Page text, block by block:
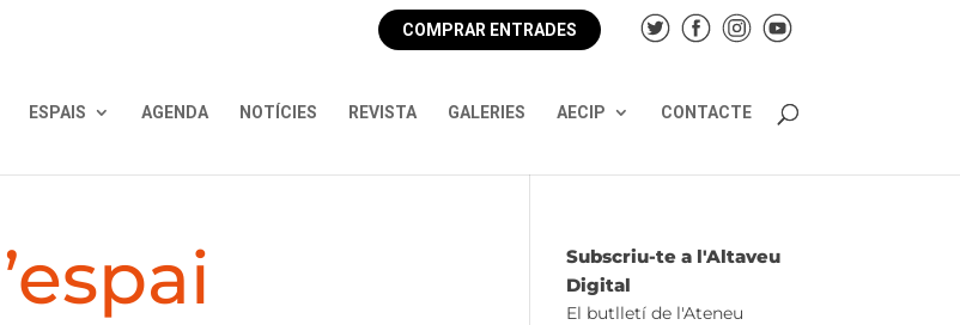
COMPRAR ENTRADES
ESPAIS AGENDA NOTÍCIES REVISTA GALERIES AECIP CONTACTE
Subscriu-te a l'Altaveu
Digital
El butlletí de l'Ateneu